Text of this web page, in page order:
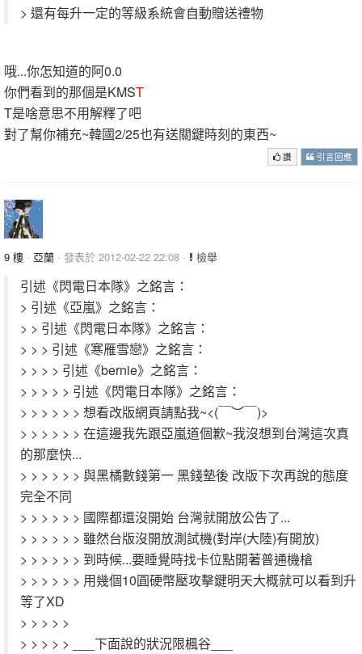
> 還有每升一定的等級系統會自動贈送禮物
哦...你怎知道的阿0.0
你們看到的那個是KMST
T是啥意思不用解釋了吧
對了幫你補充~韓國2/25也有送關鍵時刻的東西~
讚 引言回應
9 樓 · 亞蘭 · 發表於 2012-02-22 22:08 · 檢舉
引述《閃電日本隊》之銘言：
> 引述《亞嵐》之銘言：
> > 引述《閃電日本隊》之銘言：
> > > 引述《寒雁雪戀》之銘言：
> > > > 引述《bernie》之銘言：
> > > > > 引述《閃電日本隊》之銘言：
> > > > > > 想看改版網頁請點我~<(￣︶￣)>
> > > > > > 在這邊我先跟亞嵐道個歉~我沒想到台灣這次真
的那麼快...
> > > > > > 與黑橘數錢第一 黑錢墊後 改版下次再說的態度
完全不同
> > > > > > 國際都還沒開始 台灣就開放公告了...
> > > > > > 雖然台版沒開放測試機(對岸(大陸)有開放)
> > > > > > 到時候...要睡覺時找卡位點開著普通機槍
> > > > > > 用幾個10圓硬幣壓攻擊鍵明天大概就可以看到升
等了XD
> > > > >
> > > > > ___下面說的狀況限楓谷___